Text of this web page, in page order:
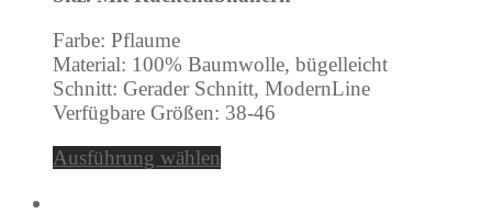
Farbe: Pflaume
Material: 100% Baumwolle, bügelleicht
Schnitt: Gerader Schnitt, ModernLine
Verfügbare Größen: 38-46
Ausführung wählen